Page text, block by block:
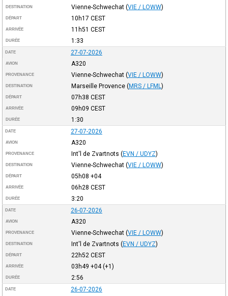
DESTINATION Vienne-Schwechat (VIE / LOWW)
DÉPART 10h17 CEST
ARRIVÉE 11h51 CEST
DURÉE 1:33
DATE 27-07-2026
AVION A320
PROVENANCE Vienne-Schwechat (VIE / LOWW)
DESTINATION Marseille Provence (MRS / LFML )
DÉPART 07h38 CEST
ARRIVÉE 09h09 CEST
DURÉE 1:30
DATE 27-07-2026
AVION A320
PROVENANCE Int'l de Zvartnots (EVN / UDYZ)
DESTINATION Vienne-Schwechat (VIE / LOWW)
DÉPART 05h08 +04
ARRIVÉE 06h28 CEST
DURÉE 3:20
DATE 26-07-2026
AVION A320
PROVENANCE Vienne-Schwechat (VIE / LOWW)
DESTINATION Int'l de Zvartnots (EVN / UDYZ)
DÉPART 22h52 CEST
ARRIVÉE 03h49 +04(+1)
DURÉE 2:56
DATE 26-07-2026